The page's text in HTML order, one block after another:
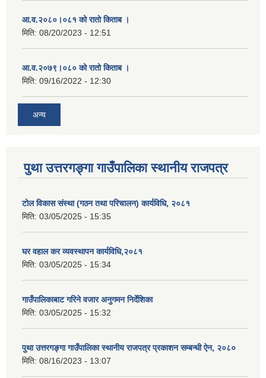
आ.व.२०८०।०८१ को रातो किताब ।
मिति: 08/20/2023 - 12:51
आ.व.२०७९।०८० को रातो किताब ।
मिति: 09/16/2022 - 12:30
अन्य
पुथा उत्तरगङ्गा गाउँपालिका स्थानीय राजपत्र
टोल विकास संस्था (गठन तथा परिचालन) कार्यविधि, २०८१
मिति: 03/05/2025 - 15:35
घर वहाल कर व्यवस्थापन कार्यविधि,२०८१
मिति: 03/05/2025 - 15:34
गाउँपालिकाबाट गरिने वजार अनुगमन निर्देशिका
मिति: 03/05/2025 - 15:32
पुथा उत्तरगङ्गा गाउँपालिका स्थानीय राजपत्र प्रकाशन सम्बन्धी ऐन, २०८०
मिति: 08/16/2023 - 13:07